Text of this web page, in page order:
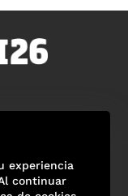
experiencia
continuar